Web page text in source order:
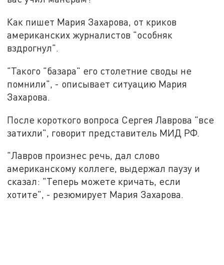
Как пишет Мария Захарова, от криков
американских журналистов "особняк
вздрогнул".
"Такого "базара" его столетние своды не
помнили", - описывает ситуацию Мария
Захарова.
После короткого вопроса Сергея Лаврова "все
затихли", говорит представитель МИД РФ.
"Лавров произнес речь, дал слово
американскому коллеге, выдержал паузу и
сказал: "Теперь можете кричать, если
хотите", - резюмирует Мария Захарова.